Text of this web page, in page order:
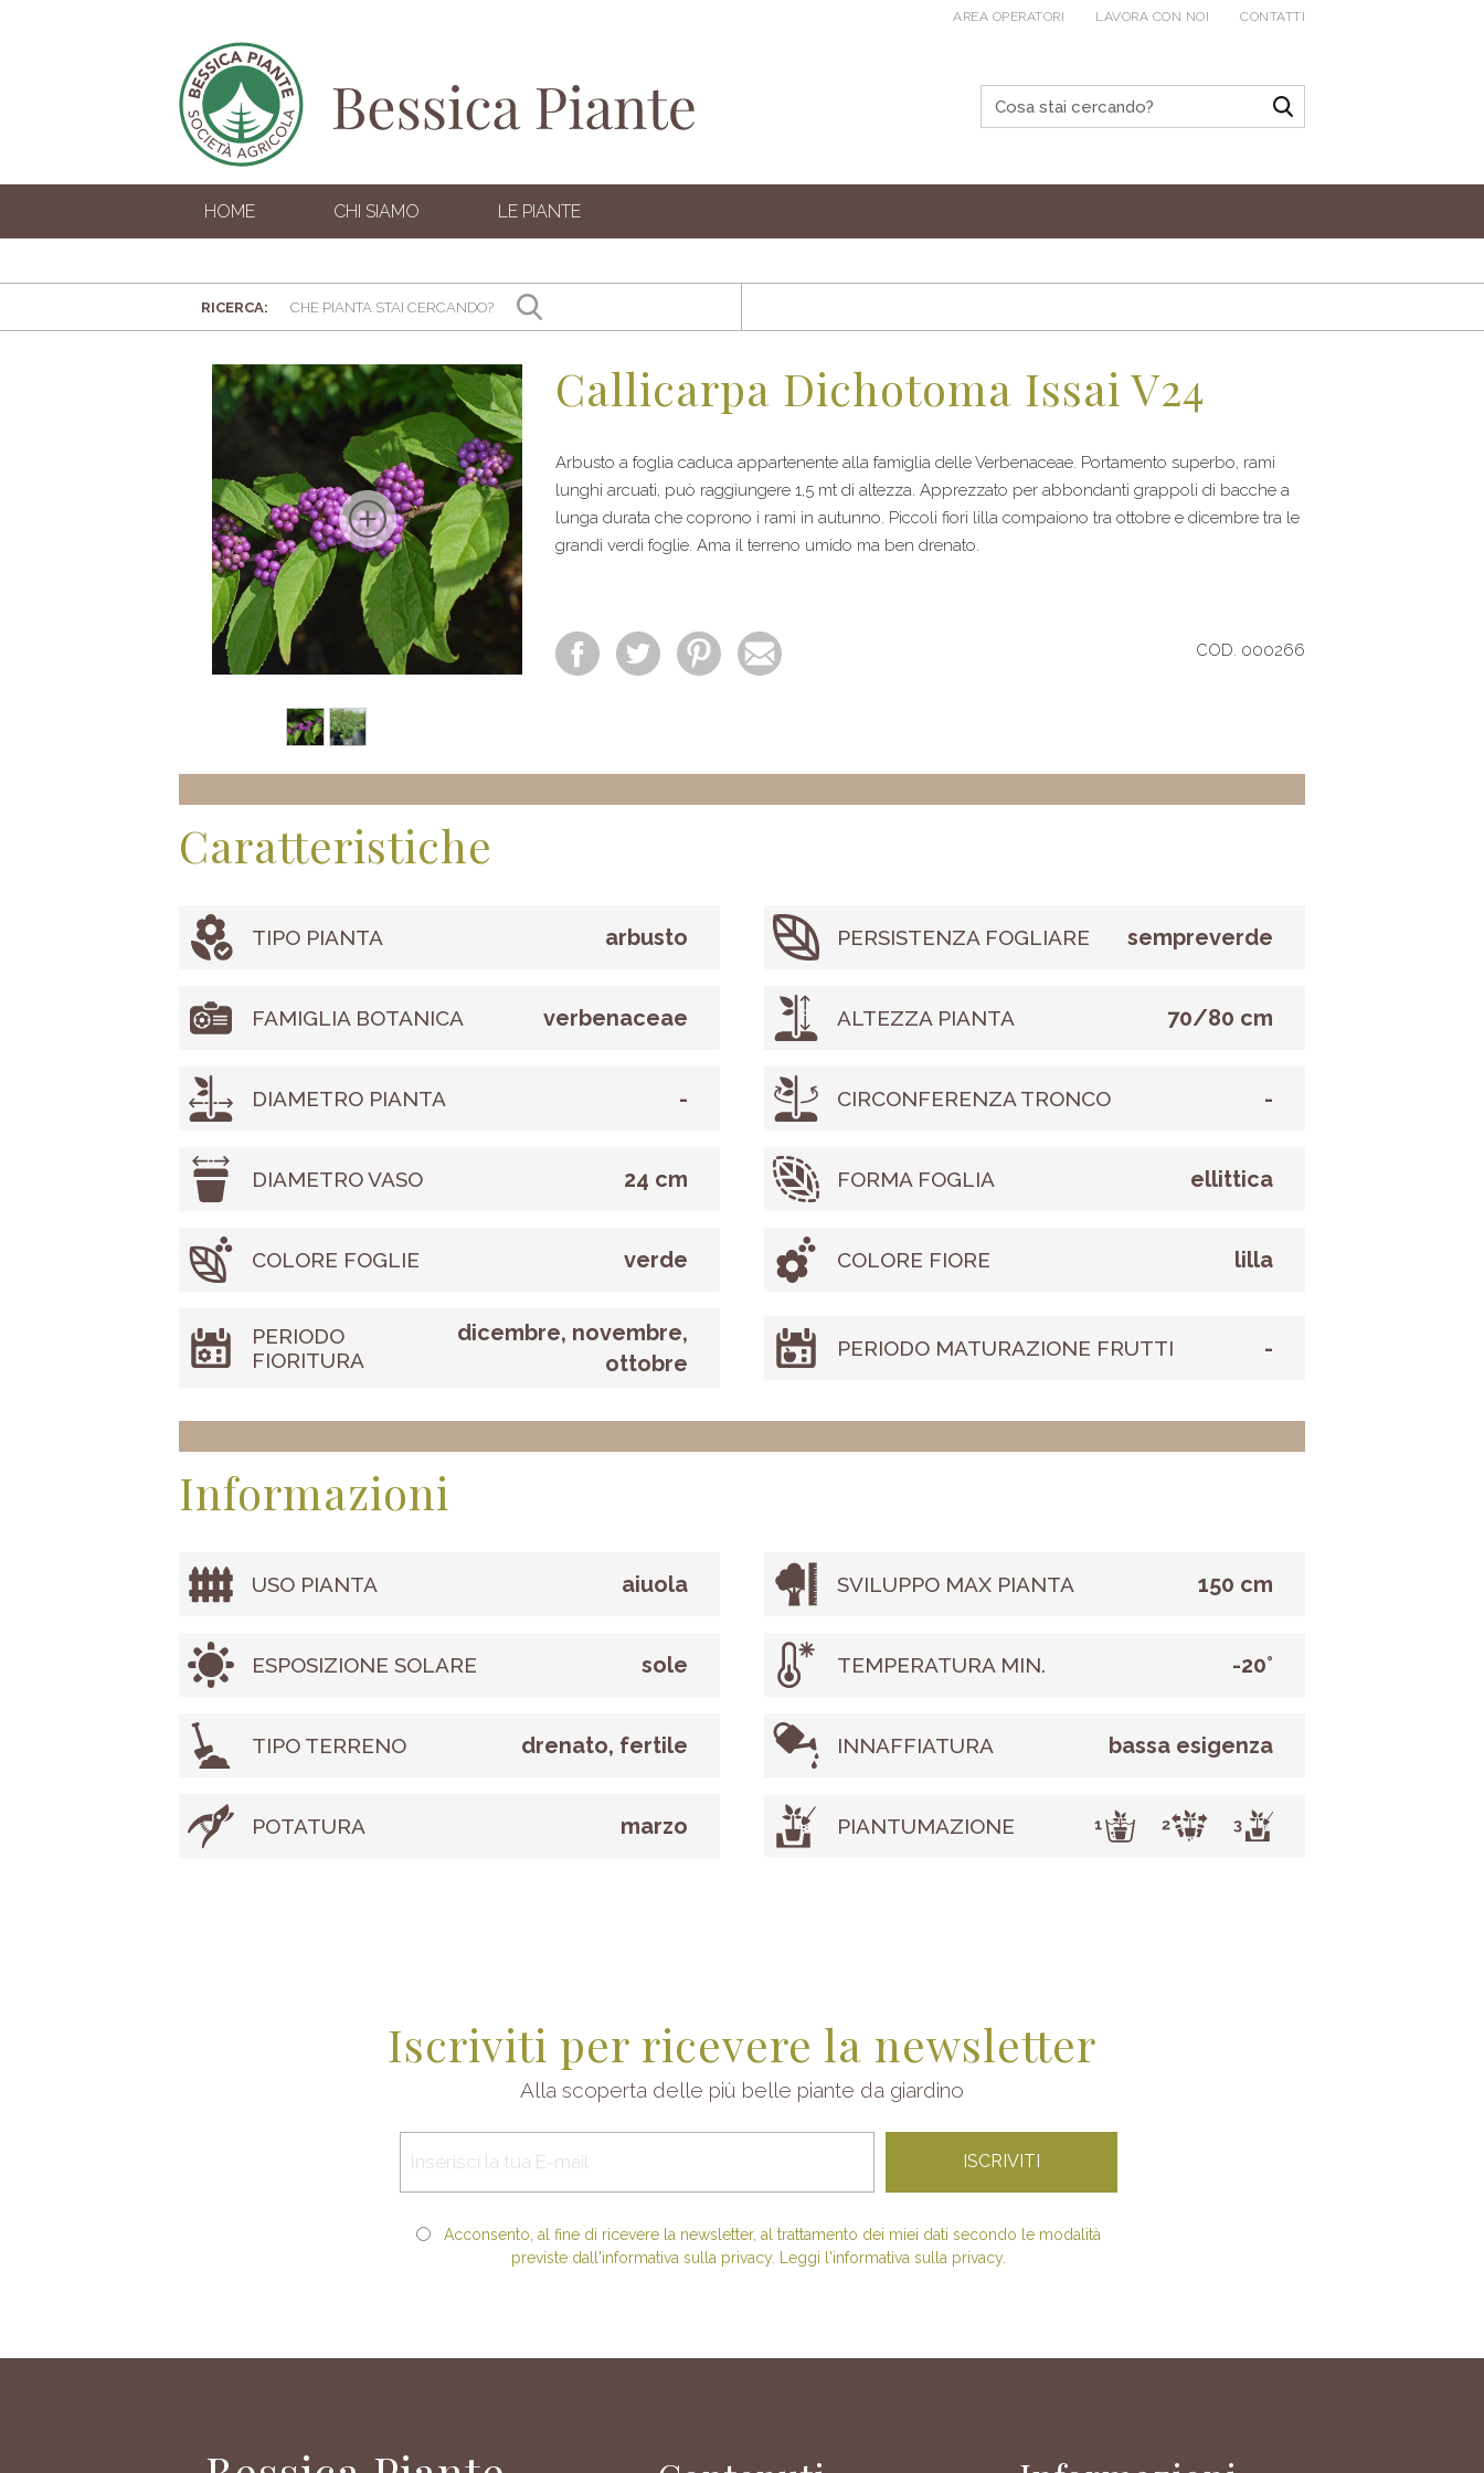
AREA OPERATORI LAVORA CON NOI CONTATTI
HOME CHI SIAMO LE PIANTE
RICERCA:
Callicarpa Dichotoma Issai V24
Arbusto a foglia caduca appartenente alla famiglia delle Verbenaceae. Portamento superbo, rami
lunghi arcuati, può raggiungere 1,5 mt di altezza. Apprezzato per abbondanti grappoli di bacche a
lunga durata che coprono i rami in autunno. Piccoli fiori lilla compaiono tra ottobre e dicembre tra le
grandi verdi foglie. Ama il terreno umido ma ben drenato.
COD. 000266
Caratteristiche
TIPO PIANTA arbusto PERSISTENZA FOGLIARE sempreverde
FAMIGLIA BOTANICA verbenaceae ALTEZZA PIANTA 70/80 cm
DIAMETRO PIANTA - CIRCONFERENZA TRONCO -
DIAMETRO VASO 24 cm FORMA FOGLIA ellittica
COLORE FOGLIE verde COLORE FIORE lilla
PERIODO
FIORITURA
dicembre, novembre,
ottobre
PERIODO MATURAZIONE FRUTTI -
Informazioni
USO PIANTA aiuola SVILUPPO MAX PIANTA 150 cm
ESPOSIZIONE SOLARE sole TEMPERATURA MIN. -20°
TIPO TERRENO drenato, fertile INNAFFIATURA bassa esigenza
POTATURA marzo PIANTUMAZIONE
Iscriviti per ricevere la newsletter
Alla scoperta delle più belle piante da giardino
Acconsento, al fine di ricevere la newsletter, al trattamento dei miei dati secondo le modalità
previste dall'informativa sulla privacy. Leggi l'informativa sulla privacy.